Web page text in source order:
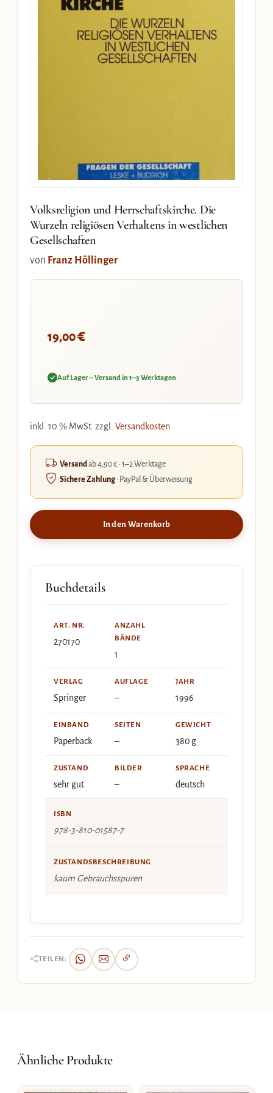
Volksreligion und Herrschaftskirche. Die
Wurzeln religiösen Verhaltens in westlichen
Gesellschaften
von Franz Höllinger
19,00€
Auf Lager – Versand in 1–3 Werktagen
inkl. 10 % MwSt. zzgl. Versandkosten
Versandab 4,90 € · 1–2 Werktage
Sichere Zahlung· PayPal & Überweisung
In den Warenkorb
Buchdetails
ART. NR.
270170
ANZAHL
BÄNDE
1
VERLAG
Springer
AUFLAGE
–
JAHR
1996
EINBAND
Paperback
SEITEN
–
GEWICHT
380 g
ZUSTAND
sehr gut
BILDER
–
SPRACHE
deutsch
ISBN
978-3-810-01587-7
ZUSTANDSBESCHREIBUNG
kaum Gebrauchsspuren
TEILEN:
Ähnliche Produkte